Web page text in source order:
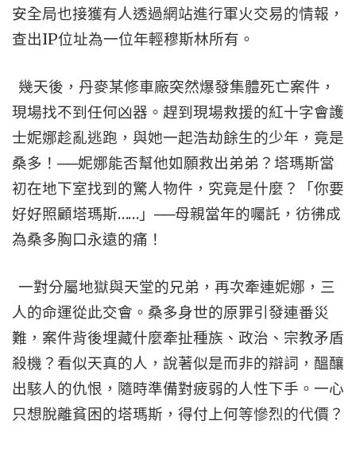
安全局也接獲有人透過網站進行軍火交易的情報，
查出IP位址為一位年輕穆斯林所有。
幾天後，丹麥某修車廠突然爆發集體死亡案件，
現場找不到任何凶器。趕到現場救援的紅十字會護
士妮娜趁亂逃跑，與她一起浩劫餘生的少年，竟是
桑多！──妮娜能否幫他如願救出弟弟？塔瑪斯當
初在地下室找到的驚人物件，究竟是什麼？「你要
好好照顧塔瑪斯…… 」──母親當年的囑託，彷彿成
為桑多胸口永遠的痛！
一對分屬地獄與天堂的兄弟，再次牽連妮娜，三
人的命運從此交會。桑多身世的原罪引發連番災
難，案件背後埋藏什麼牽扯種族、政治、宗教矛盾
殺機？看似天真的人，說著似是而非的辯詞，醞釀
出駭人的仇恨，隨時準備對疲弱的人性下手。一心
只想脫離貧困的塔瑪斯，得付上何等慘烈的代價？